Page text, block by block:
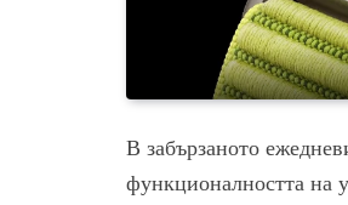
В забързаното
функционалността на